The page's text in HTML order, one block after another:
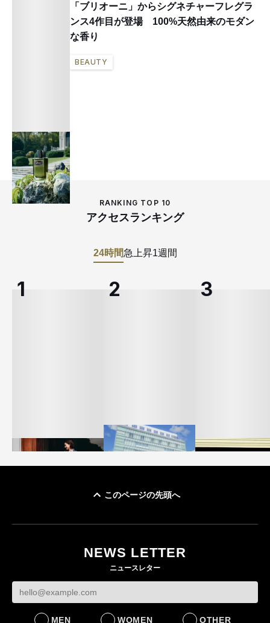
「ヌメロ ヴェントゥーノ（N°21）」の
アレッサンドロ・デラクアなどがクリ
エイティブ・ディレクターを歴任。映
になり、1995年のピアース・ブロスナ
ン、2006年のダニエル・クレイグが演
「ブリオーニ」からシグネチャーフレグラ
ンス4作目が登場 100%天然由来のモダン
な香り
BEAUTY
RANKING TOP 10
アクセスランキング
24時間急上昇1週間
ケットなど7型を発売
FASHION
このページの先頭へ
NEWS LETTER
ニュースレター
MEN WOMEN OTHER